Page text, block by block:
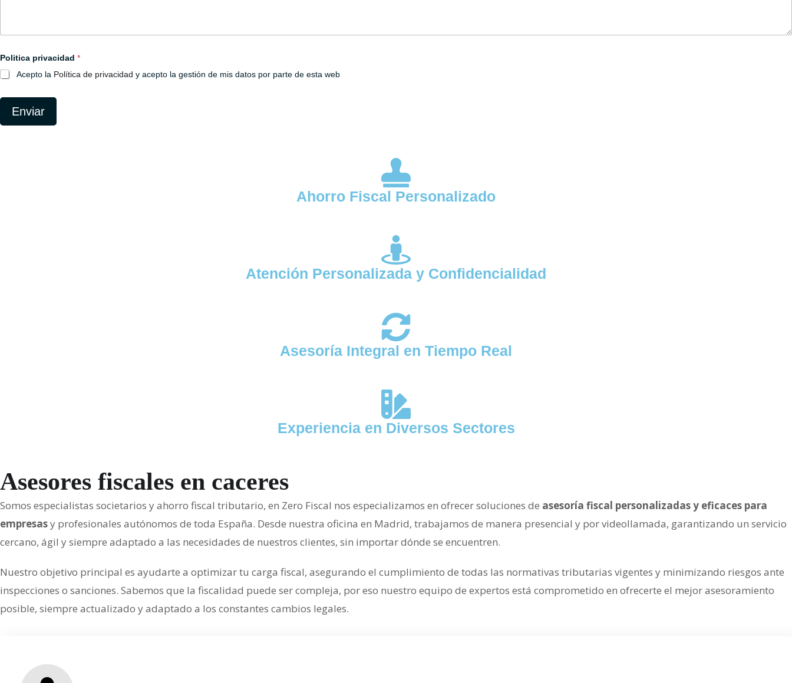
Politica privacidad *
Acepto la Política de privacidad y acepto la gestión de mis datos por parte de esta web
Enviar
Ahorro Fiscal Personalizado
Atención Personalizada y Confidencialidad
Asesoría Integral en Tiempo Real
Experiencia en Diversos Sectores
Asesores fiscales en caceres
Somos especialistas societarios y ahorro fiscal tributario, en Zero Fiscal nos especializamos en ofrecer soluciones de asesoría fiscal personalizadas y eficaces para
empresasy profesionales autónomos de toda España. Desde nuestra oficina en Madrid, trabajamos de manera presencial y por videollamada, garantizando un servicio
cercano, ágil y siempre adaptado a las necesidades de nuestros clientes, sin importar dónde se encuentren.
Nuestro objetivo principal es ayudarte a optimizar tu carga fiscal, asegurando el cumplimiento de todas las normativas tributarias vigentes y minimizando riesgos ante
inspecciones o sanciones. Sabemos que la fiscalidad puede ser compleja, por eso nuestro equipo de expertos está comprometido en ofrecerte el mejor asesoramiento
posible, siempre actualizado y adaptado a los constantes cambios legales.